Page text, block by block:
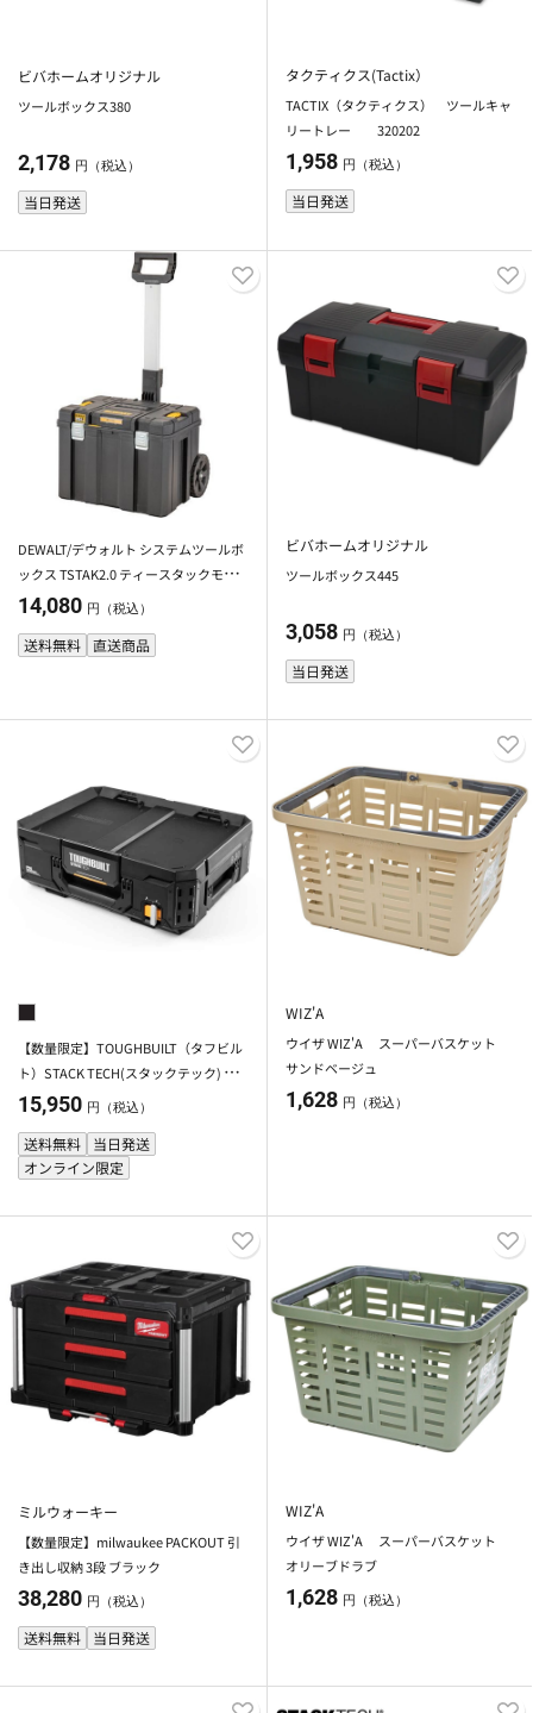
ビバホームオリジナル
ツールボックス380
2,178 円（税込）
当日発送
タクティクス(Tactix）
TACTIX（タクティクス） ツールキャ
リートレー 320202
1,958 円（税込）
当日発送
DEWALT/デウォルト システムツールボ
ックス TSTAK2.0 ティースタックモバ
イルツールボックス DWST83347-1
14,080 円（税込）
送料無料 直送商品
ビバホームオリジナル
ツールボックス445
3,058 円（税込）
当日発送
【数量限定】TOUGHBUILT（タフビル
ト）STACK TECH(スタックテック)
ツールボックス30
15,950 円（税込）
送料無料
当日発送
オンライン限定
WIZ'A
ウイザ WIZ'A スーパーバスケット
サンドベージュ
1,628 円（税込）
ミルウォーキー
【数量限定】milwaukee PACKOUT 引
き出し収納 3段 ブラック
38,280 円（税込）
送料無料 当日発送
WIZ'A
ウイザ WIZ'A スーパーバスケット
オリーブドラブ
1,628 円（税込）